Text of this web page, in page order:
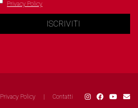
Privacy Policy
ISCRIVITI
Privacy Policy Contatti